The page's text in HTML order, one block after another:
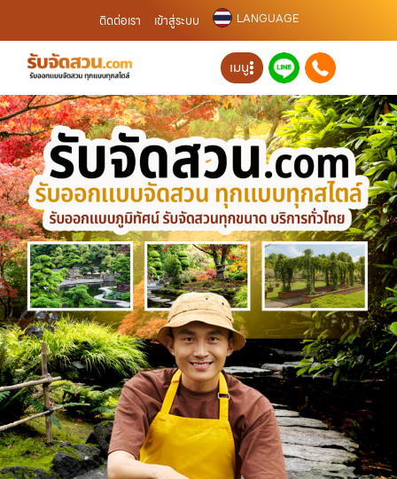
ติดต่อเรา เข้าสู่ระบบ LANGUAGE
เมนู